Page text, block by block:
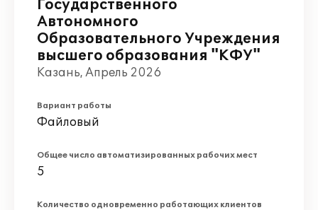
Государственного
Автономного
Образовательного Учреждения
высшего образования "КФУ"
Казань, Апрель 2026
Вариант работы
Файловый
Общее число автоматизированных рабочих мест
5
Количество одновременно работающих клиентов